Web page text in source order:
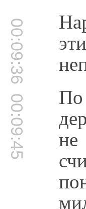
00:09:36
00:09:45 По